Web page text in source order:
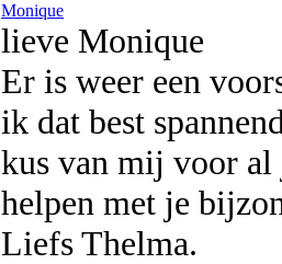
Monique
lieve Monique
Er is weer een
ik dat best
kus van mij voor al
helpen met je
Liefs Thelma.